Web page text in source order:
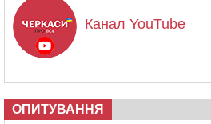
Канал YouTube
ОПИТУВАННЯ